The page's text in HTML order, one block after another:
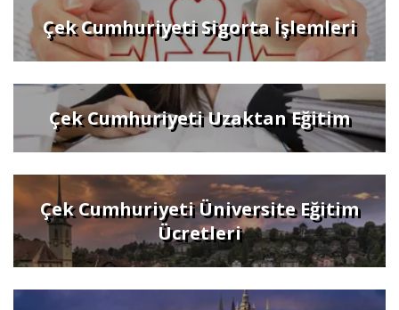
Çek Cumhuriyeti Sigorta İşlemleri
Çek Cumhuriyeti Uzaktan Eğitim
Çek Cumhuriyeti Üniversite Eğitim
Ücretleri